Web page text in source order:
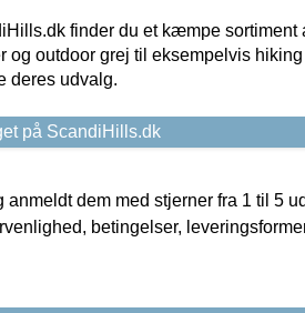
finder du et kæmpe sortiment
og outdoor grej til eksempelvis
deres udvalg.
på ScandiHills.dk
dem med stjerner fra 1 til 5
betingelser,